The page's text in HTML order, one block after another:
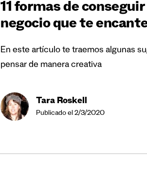
11 formas de
negocio que te
En este artículo te traemos algunas
pensar de manera creativa
Tara Roskell
Publicado el 2/3/2020